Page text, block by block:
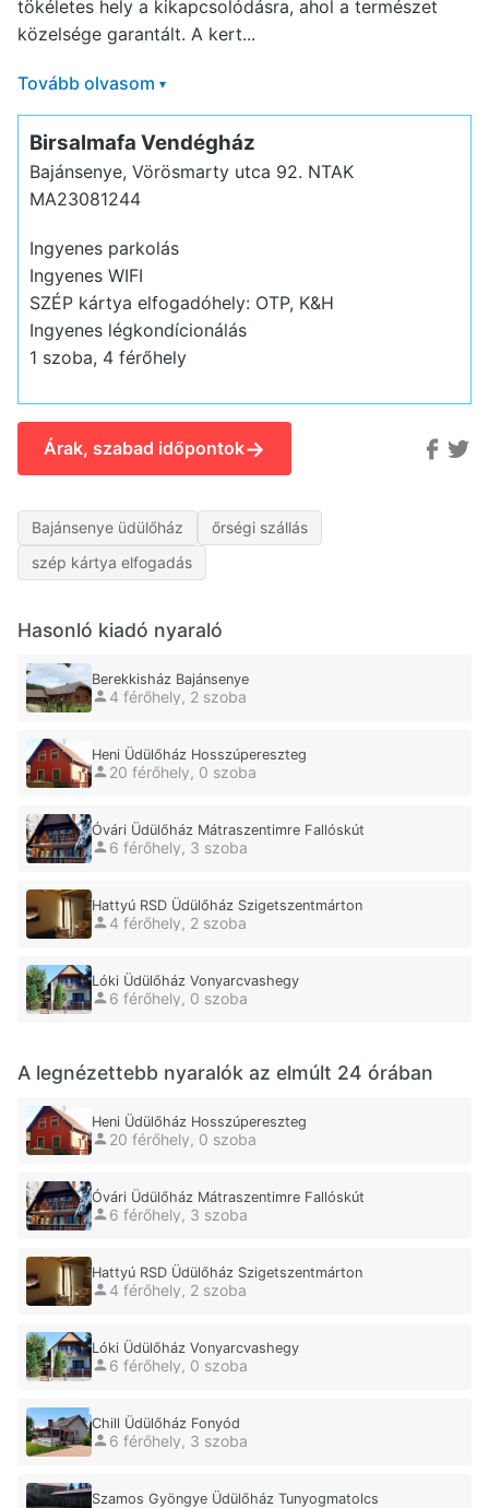
tökéletes hely a kikapcsolódásra, ahol a természet
közelsége garantált. A kert...
Tovább olvasom ▾
Birsalmafa Vendégház
Bajánsenye, Vörösmarty utca 92. NTAK
MA23081244
Ingyenes parkolás
Ingyenes WIFI
SZÉP kártya elfogadóhely: OTP, K&H
Ingyenes légkondícionálás
1 szoba, 4 férőhely
Árak, szabad időpontok→
Bajánsenye üdülőház
őrségi szállás
szép kártya elfogadás
Hasonló kiadó nyaraló
Berekkisház Bajánsenye
4 férőhely, 2 szoba
Heni Üdülőház Hosszúpereszteg
20 férőhely, 0 szoba
Óvári Üdülőház Mátraszentimre Fallóskút
6 férőhely, 3 szoba
Hattyú RSD Üdülőház Szigetszentmárton
4 férőhely, 2 szoba
Lóki Üdülőház Vonyarcvashegy
6 férőhely, 0 szoba
A legnézettebb nyaralók az elmúlt 24 órában
Heni Üdülőház Hosszúpereszteg
20 férőhely, 0 szoba
Óvári Üdülőház Mátraszentimre Fallóskút
6 férőhely, 3 szoba
Hattyú RSD Üdülőház Szigetszentmárton
4 férőhely, 2 szoba
Lóki Üdülőház Vonyarcvashegy
6 férőhely, 0 szoba
Chill Üdülőház Fonyód
6 férőhely, 3 szoba
Szamos Gyöngye Üdülőház Tunyogmatolcs